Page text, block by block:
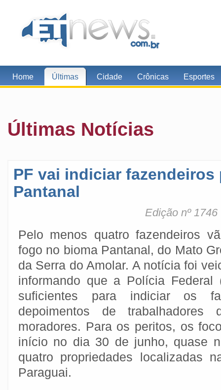
Home Últimas Cidade Crônicas Esportes
Últimas Notícias
PF vai indiciar
Pantanal
Edição nº
Pelo menos quatro fazendeiros
fogo no bioma Pantanal, do Mato
da Serra do Amolar. A notícia foi
informando que a Polícia Federal
suficientes para indiciar os
depoimentos de
moradores. Para os peritos, os
início no dia 30 de junho, quase
quatro propriedades localizadas
Paraguai.